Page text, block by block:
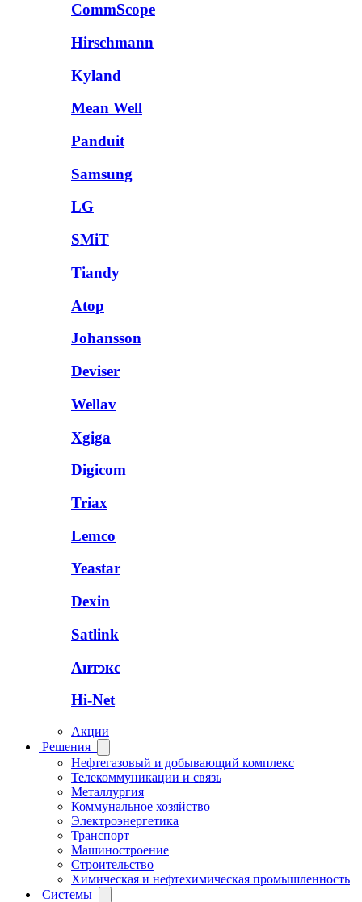
CommScope
Hirschmann
Kyland
Mean Well
Panduit
Samsung
LG
SMiT
Tiandy
Atop
Johansson
Deviser
Wellav
Xgiga
Digicom
Triax
Lemco
Yeastar
Dexin
Satlink
Антэкс
Hi-Net
Акции
Решения
Нефтегазовый и добывающий комплекс
Телекоммуникации и связь
Металлургия
Коммунальное хозяйство
Электроэнергетика
Транспорт
Машиностроение
Строительство
Химическая и нефтехимическая промышленность
Системы